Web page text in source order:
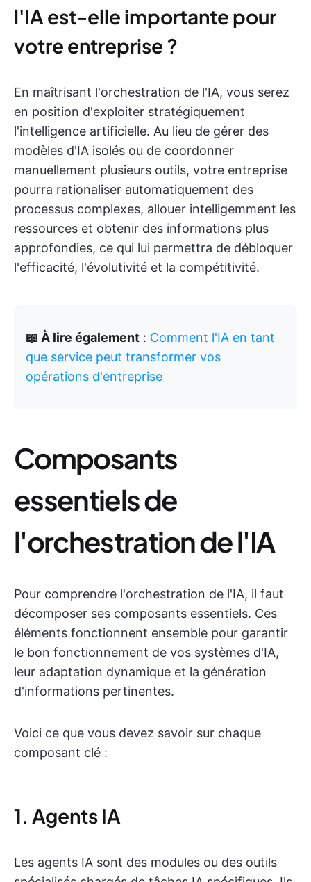
l'IA est-elle importante pour
votre entreprise ?
En maîtrisant l'orchestration de l'IA, vous serez
en position d'exploiter stratégiquement
l'intelligence artificielle. Au lieu de gérer des
modèles d'IA isolés ou de coordonner
manuellement plusieurs outils, votre entreprise
pourra rationaliser automatiquement des
processus complexes, allouer intelligemment les
ressources et obtenir des informations plus
approfondies, ce qui lui permettra de débloquer
l'efficacité, l'évolutivité et la compétitivité.
📖 À lire également : Comment l'IA en tant
que service peut transformer vos
opérations d'entreprise
Composants
essentiels de
l'orchestration de l'IA
Pour comprendre l'orchestration de l'IA, il faut
décomposer ses composants essentiels. Ces
éléments fonctionnent ensemble pour garantir
le bon fonctionnement de vos systèmes d'IA,
leur adaptation dynamique et la génération
d'informations pertinentes.
Voici ce que vous devez savoir sur chaque
composant clé :
1. Agents IA
Les agents IA sont des modules ou des outils